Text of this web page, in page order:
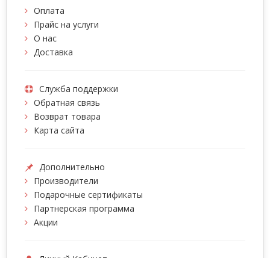
Оплата
Прайс на услуги
О нас
Доставка
Служба поддержки
Обратная связь
Возврат товара
Карта сайта
Дополнительно
Производители
Подарочные сертификаты
Партнерская программа
Акции